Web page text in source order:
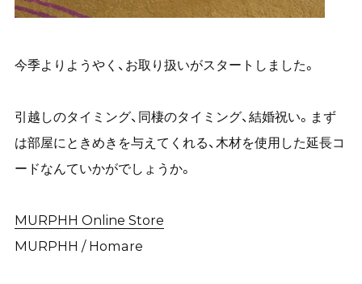
今季よりようやく、お取り扱いがスタートしました。
引越しのタイミング、同棲のタイミング、結婚祝い。まず
は部屋にときめきを与えてくれる、木材を使用した延長コ
ードなんていかがでしょうか。
MURPHH Online Store
MURPHH / Homare